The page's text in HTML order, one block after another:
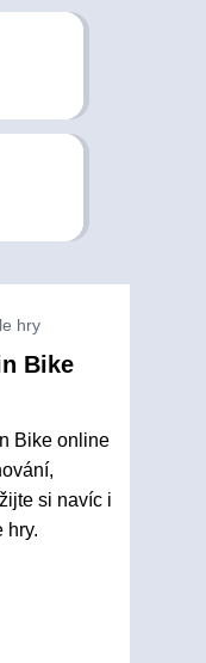
hry
Bike
Bike online
si navíc i
hry.